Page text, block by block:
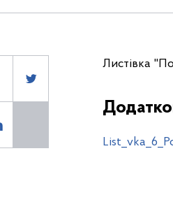
Листівка